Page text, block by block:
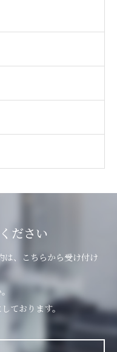
ださい
は、こちらから受け付け
ております。